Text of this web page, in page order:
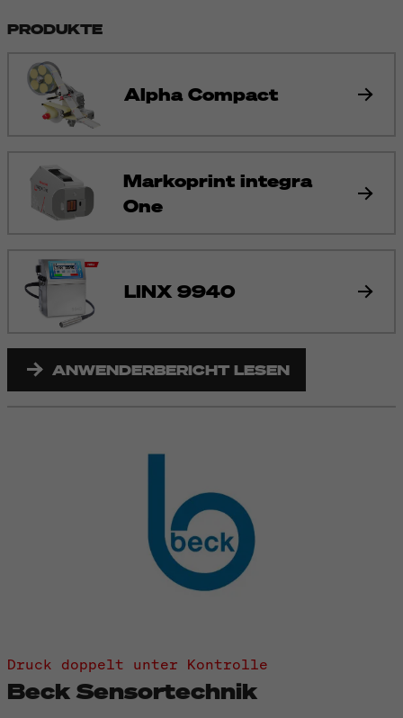
PRODUKTE
Alpha Compact
Markoprint integra
One
LINX 9940
ANWENDERBERICHT LESEN
Druck doppelt unter Kontrolle
Beck Sensortechnik